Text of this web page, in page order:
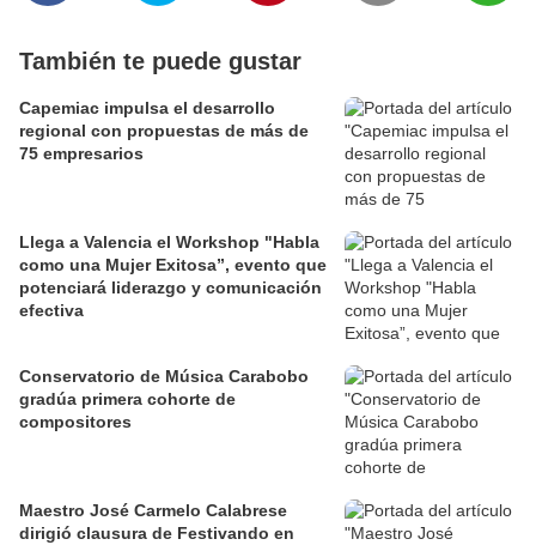
También te puede gustar
Capemiac impulsa el desarrollo
regional con propuestas de más de
75 empresarios
Llega a Valencia el Workshop "Habla
como una Mujer Exitosa”, evento que
potenciará liderazgo y comunicación
efectiva
Conservatorio de Música Carabobo
gradúa primera cohorte de
compositores
Maestro José Carmelo Calabrese
dirigió clausura de Festivando en